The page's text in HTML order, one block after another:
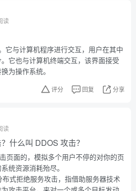
读
它与计算机程序进行交互，用户在其中
它也与计算机终端交互，该界面接受
为操作系统。
评分 回复 分享
读
什么叫 DDOS 攻击？
页面的，模拟多个用户不停的对你的页
统资源消耗殆尽。
式拒绝服务攻击，指借助服务器技术